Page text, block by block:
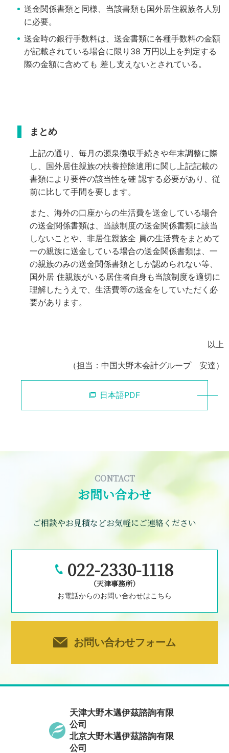
送金関係書類と同様、当該書類も国外居住親族各人別
に必要。
送金時の銀行手数料は、送金書類に各種手数料の金額
が記載されている場合に限り38 万円以上を判定する
際の金額に含めても 差し支えないとされている。
まとめ
上記の通り、毎月の源泉徴収手続きや年末調整に際
し、国外居住親族の扶養控除適用に関し上記記載の
書類により要件の該当性を確 認する必要があり、従
前に比して手間を要します。
また、海外の口座からの生活費を送金している場合
の送金関係書類は、当該制度の送金関係書類に該当
しないことや、非居住親族全 員の生活費をまとめて
一の親族に送金している場合の送金関係書類は、一
の親族のみの送金関係書類としか認められない等、
国外居 住親族がいる居住者自身も当該制度を適切に
理解したうえで、生活費等の送金をしていただく必
要があります。
以上
（担当：中国大野木会計グループ 安達）
日本語PDF
CONTACT
お問い合わせ
ご相談やお見積などお気軽にご連絡ください
022-2330-1118
（天津事務所）
お電話からのお問い合わせはこちら
お問い合わせフォーム
天津大野木邁伊茲諮詢有限
公司
北京大野木邁伊茲諮詢有限
公司